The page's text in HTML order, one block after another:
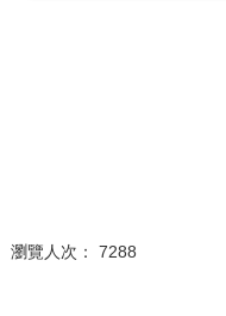
瀏覽人次： 7288